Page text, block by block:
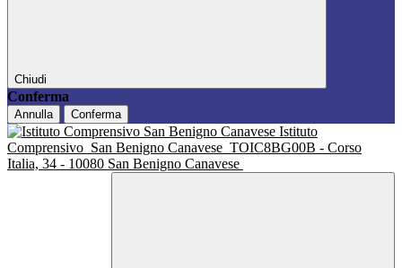
Chiudi
Conferma
Annulla Conferma
Istituto
Comprensivo San Benigno Canavese TOIC8BG00B - Corso
Italia, 34 - 10080 San Benigno Canavese